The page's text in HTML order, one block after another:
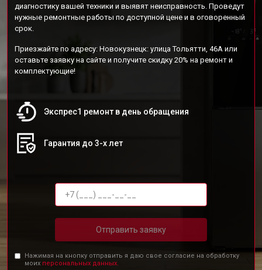
диагностику вашей техники и выявят неисправность. Проведут
нужные ремонтные работы по доступной цене и в оговоренный
срок.
Приезжайте по адресу: Новокузнецк: улица Тольятти, 46А или
оставьте заявку на сайте и получите скидку 20% на ремонт и
комплектующие!
Экспрес1 ремонт в день обращения
Гарантия до 3-х лет
Отправить заявку
Нажимая на кнопку отправить я даю свое согласие на обработку
моих персональных данных.